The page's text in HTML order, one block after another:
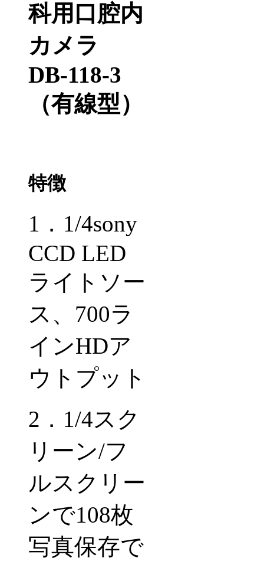
科用口腔内
カメラ
DB-118-3
（有線型）
特徴
1 ． 1/4sony
CCD LED
ライトソー
ス、 700ラ
インHDア
ウトプット
2 ． 1/4スク
リーン/フ
ルスクリー
ンで108枚
写真保存で